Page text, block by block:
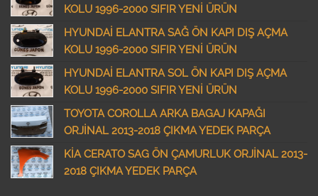
KOLU 1996-2000 SIFIR YENİ ÜRÜN
HYUNDAİ ELANTRA SAĞ ÖN KAPI DIŞ AÇMA
KOLU 1996-2000 SIFIR YENİ ÜRÜN
HYUNDAİ ELANTRA SOL ÖN KAPI DIŞ AÇMA
KOLU 1996-2000 SIFIR YENİ ÜRÜN
TOYOTA COROLLA ARKA BAGAJ KAPAĞI
ORJİNAL 2013-2018 ÇIKMA YEDEK PARÇA
KİA CERATO SAG ÖN ÇAMURLUK ORJİNAL 2013-
2018 ÇIKMA YEDEK PARÇA